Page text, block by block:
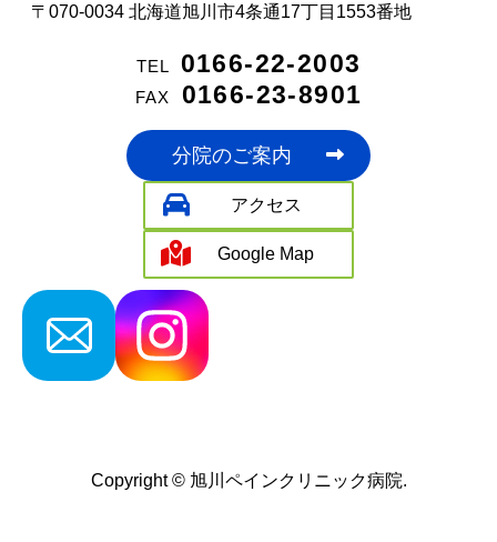
〒070-0034 北海道旭川市4条通17丁目1553番地
TEL 0166-22-2003
FAX 0166-23-8901
分院のご案内
アクセス
Google Map
Copyright © 旭川ペインクリニック病院.